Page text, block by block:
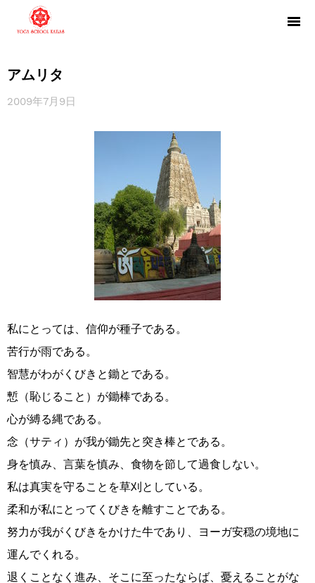
アムリタ
2009年7月9日
私にとっては、信仰が種子である。
苦行が雨である。
智慧がわがくびきと鋤とである。
慙（恥じること）が鋤棒である。
心が縛る縄である。
念（サティ）が我が鋤先と突き棒とである。
身を慎み、言葉を慎み、食物を節して過食しない。
私は真実を守ることを草刈としている。
柔和が私にとってくびきを離すことである。
努力が我がくびきをかけた牛であり、ヨーガ安穏の境地に
運んでくれる。
退くことなく進み、そこに至ったならば、憂えることがな